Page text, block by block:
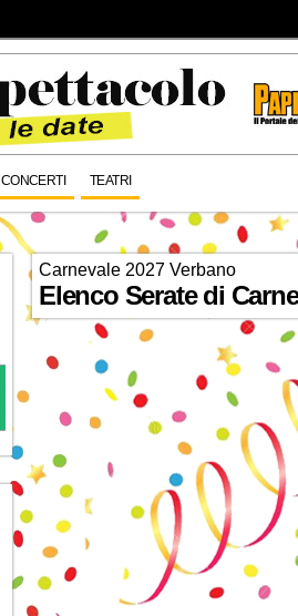
CONCERTI TEATRI
Carnevale 2027 Verbano
Elenco Serate di